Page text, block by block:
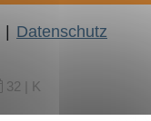
Datenschutz
32 | K